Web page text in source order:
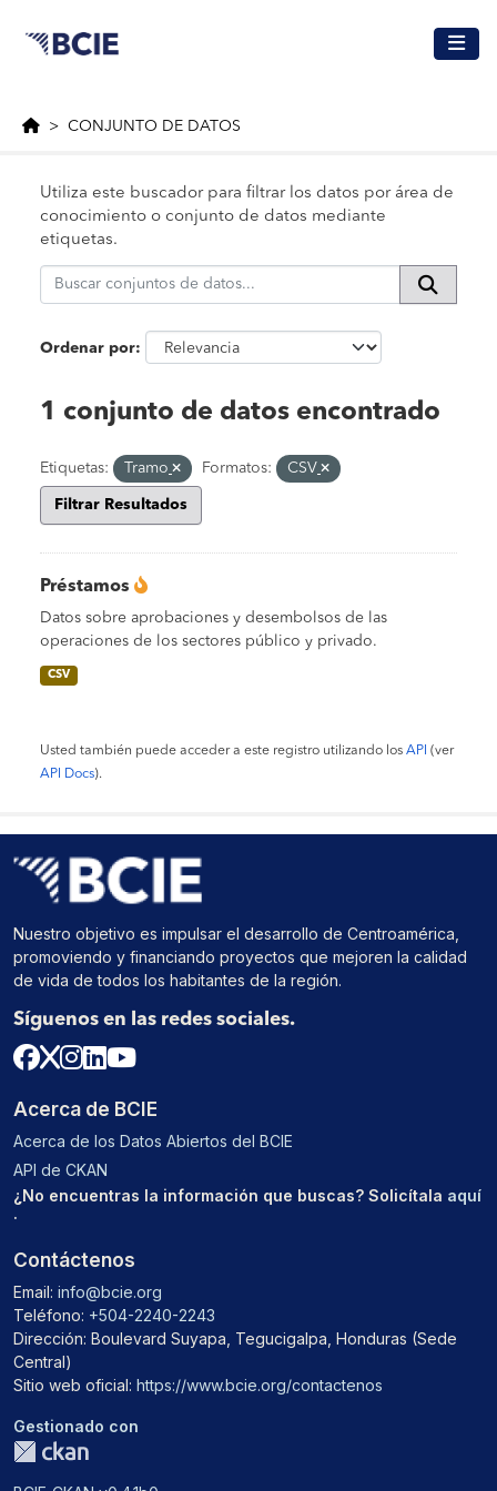
CONJUNTO DE DATOS
Utiliza este buscador para filtrar los datos por área de
conocimiento o conjunto de datos mediante
etiquetas.
Ordenar por
1 conjunto de datos encontrado
Etiquetas: Tramo Formatos: CSV
Filtrar Resultados
Préstamos
Datos sobre aprobaciones y desembolsos de las
operaciones de los sectores público y privado.
CSV
Usted también puede acceder a este registro utilizando los API (ver
API Docs).
Nuestro objetivo es impulsar el desarrollo de Centroamérica,
promoviendo y financiando proyectos que mejoren la calidad
de vida de todos los habitantes de la región.
Síguenos en las redes sociales.
Acerca de BCIE
Acerca de los Datos Abiertos del BCIE
API de CKAN
¿No encuentras la información que buscas? Solicítala aquí
.
Contáctenos
Email: info@bcie.org
Teléfono: +504-2240-2243
Dirección: Boulevard Suyapa, Tegucigalpa, Honduras (Sede
Central)
Sitio web oficial: https://www.bcie.org/contactenos
Gestionado con